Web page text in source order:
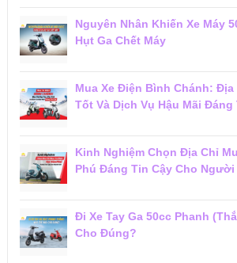
Nguyên Nhân Khiến Xe Máy
Hụt Ga Chết Máy
Mua Xe Điện Bình Chánh: Địa
Tốt Và Dịch Vụ Hậu Mãi Đáng
Kinh Nghiệm Chọn Địa Chỉ
Phú Đáng Tin Cậy Cho Người
Đi Xe Tay Ga 50cc Phanh
Cho Đúng?